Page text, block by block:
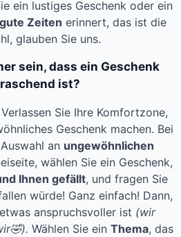
ein lustiges Geschenk oder ein
gute Zeiten erinnert, das ist die
glauben Sie uns.
sein, dass ein Geschenk
ist?
Sie Ihre Komfortzone,
Geschenk machen. Bei
an ungewöhnlichen
wählen Sie ein Geschenk,
Ihnen gefällt, und fragen Sie
würde! Ganz einfach! Dann,
anspruchsvoller ist (wir
🤣). Wählen Sie ein Thema, das